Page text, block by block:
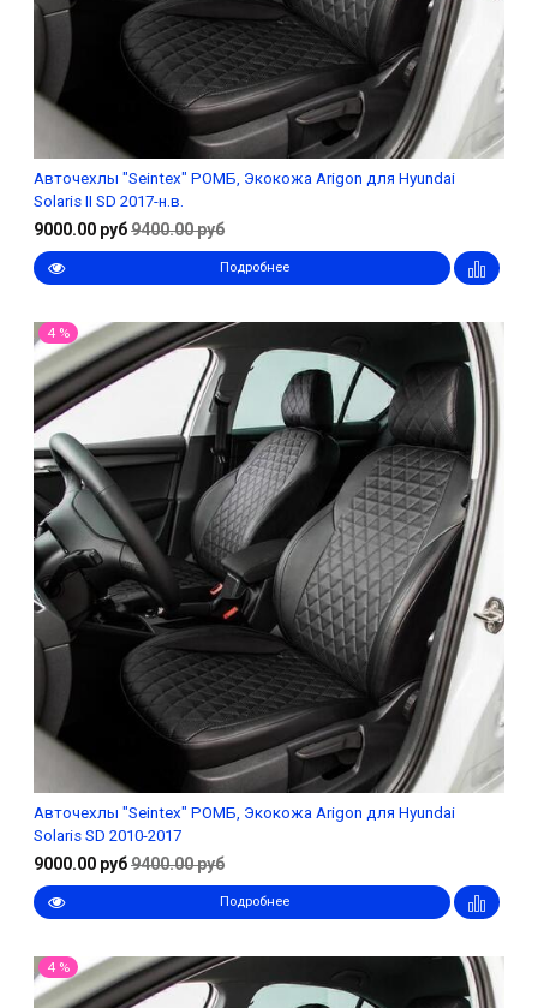
Авточехлы "Seintex" РОМБ, Экокожа Arigon для Hyundai
Solaris II SD 2017-н.в.
9000.00 руб9400.00 руб
Подробнее
4 %
Авточехлы "Seintex" РОМБ, Экокожа Arigon для Hyundai
Solaris SD 2010-2017
9000.00 руб9400.00 руб
Подробнее
4 %